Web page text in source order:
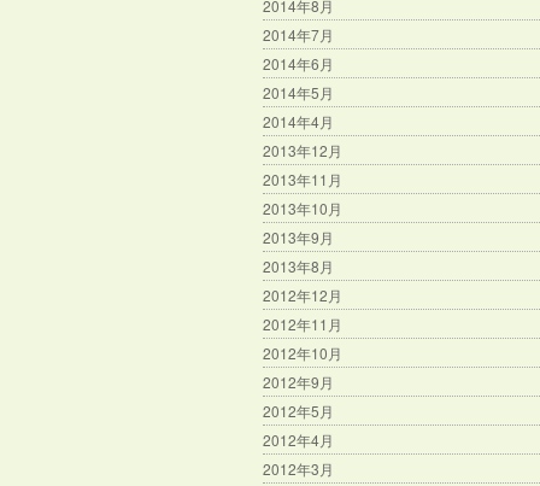
2014年8月
2014年7月
2014年6月
2014年5月
2014年4月
2013年12月
2013年11月
2013年10月
2013年9月
2013年8月
2012年12月
2012年11月
2012年10月
2012年9月
2012年5月
2012年4月
2012年3月